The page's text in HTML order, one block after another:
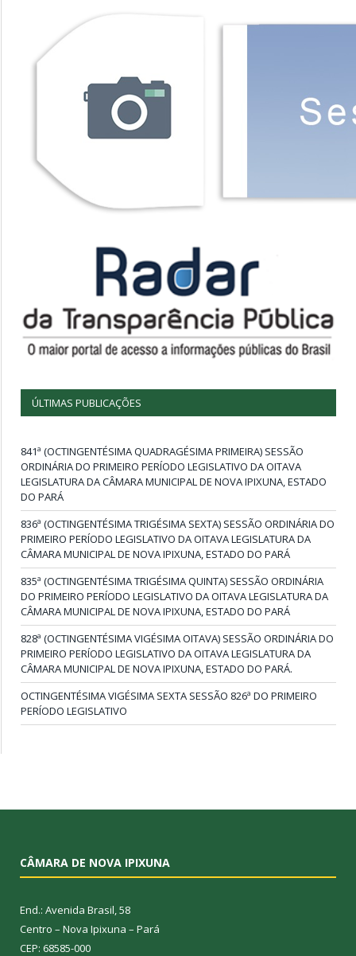
ÚLTIMAS PUBLICAÇÕES
841ª (OCTINGENTÉSIMA QUADRAGÉSIMA PRIMEIRA) SESSÃO
ORDINÁRIA DO PRIMEIRO PERÍODO LEGISLATIVO DA OITAVA
LEGISLATURA DA CÂMARA MUNICIPAL DE NOVA IPIXUNA, ESTADO
DO PARÁ
836ª (OCTINGENTÉSIMA TRIGÉSIMA SEXTA) SESSÃO ORDINÁRIA DO
PRIMEIRO PERÍODO LEGISLATIVO DA OITAVA LEGISLATURA DA
CÂMARA MUNICIPAL DE NOVA IPIXUNA, ESTADO DO PARÁ
835ª (OCTINGENTÉSIMA TRIGÉSIMA QUINTA) SESSÃO ORDINÁRIA
DO PRIMEIRO PERÍODO LEGISLATIVO DA OITAVA LEGISLATURA DA
CÂMARA MUNICIPAL DE NOVA IPIXUNA, ESTADO DO PARÁ
828ª (OCTINGENTÉSIMA VIGÉSIMA OITAVA) SESSÃO ORDINÁRIA DO
PRIMEIRO PERÍODO LEGISLATIVO DA OITAVA LEGISLATURA DA
CÂMARA MUNICIPAL DE NOVA IPIXUNA, ESTADO DO PARÁ.
OCTINGENTÉSIMA VIGÉSIMA SEXTA SESSÃO 826ª DO PRIMEIRO
PERÍODO LEGISLATIVO
CÂMARA DE NOVA IPIXUNA
End.: Avenida Brasil, 58
Centro – Nova Ipixuna – Pará
CEP: 68585-000